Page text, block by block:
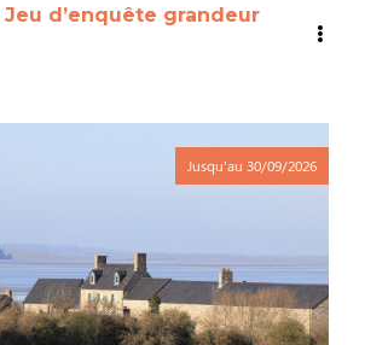
Jeu d’enquête grandeur
Jusqu'au 30/09/2026